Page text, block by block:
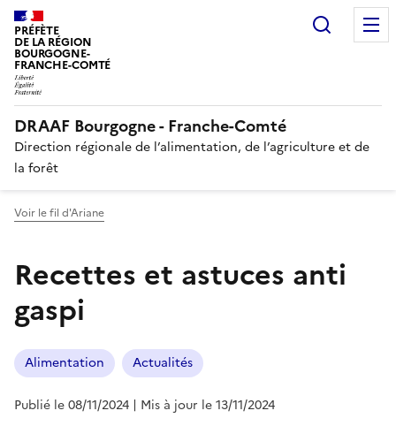
PRÉFÈTE
DE LA RÉGION
BOURGOGNE-
FRANCHE-COMTÉ
DRAAF Bourgogne - Franche-Comté
Direction régionale de l’alimentation, de l’agriculture et de
la forêt
Voir le fil d'Ariane
Recettes et astuces anti
gaspi
Alimentation Actualités
Publié le 08/11/2024 | Mis à jour le 13/11/2024